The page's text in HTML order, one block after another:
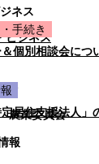
ネス
ビジネス
ト
農業委員会
報
手続き
個別相談会につ
居住支援法人」